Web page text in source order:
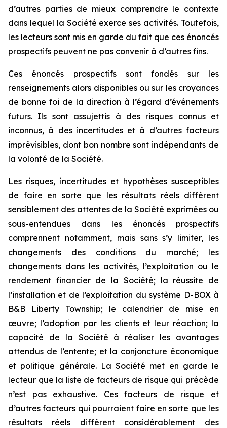
d’autres parties de mieux comprendre le contexte
dans lequel la Société exerce ses activités. Toutefois,
les lecteurs sont mis en garde du fait que ces énoncés
prospectifs peuvent ne pas convenir à d’autres fins.
Ces énoncés prospectifs sont fondés sur les
renseignements alors disponibles ou sur les croyances
de bonne foi de la direction à l’égard d’événements
futurs. Ils sont assujettis à des risques connus et
inconnus, à des incertitudes et à d’autres facteurs
imprévisibles, dont bon nombre sont indépendants de
la volonté de la Société.
Les risques, incertitudes et hypothèses susceptibles
de faire en sorte que les résultats réels diffèrent
sensiblement des attentes de la Société exprimées ou
sous-entendues dans les énoncés prospectifs
comprennent notamment, mais sans s’y limiter, les
changements des conditions du marché; les
changements dans les activités, l’exploitation ou le
rendement financier de la Société; la réussite de
l’installation et de l’exploitation du système D-BOX à
B&B Liberty Township; le calendrier de mise en
œuvre; l’adoption par les clients et leur réaction; la
capacité de la Société à réaliser les avantages
attendus de l’entente; et la conjoncture économique
et politique générale. La Société met en garde le
lecteur que la liste de facteurs de risque qui précède
n’est pas exhaustive. Ces facteurs de risque et
d’autres facteurs qui pourraient faire en sorte que les
résultats réels diffèrent considérablement des